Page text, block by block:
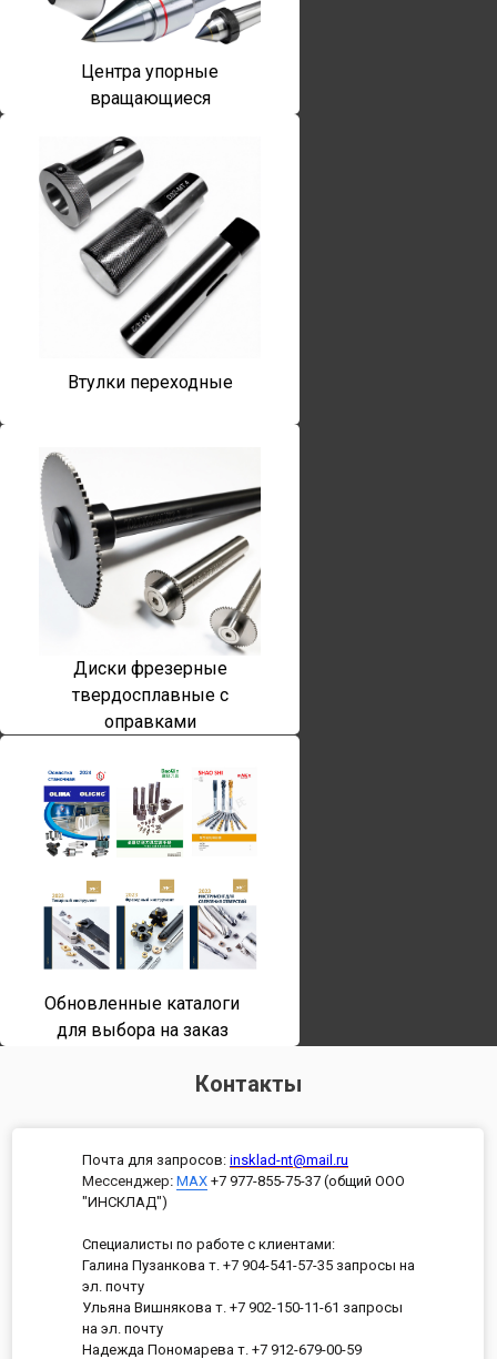
Центра упорные
вращающиеся
Втулки переходные
Диски фрезерные
твердосплавные с
оправками
Обновленные каталоги
для выбора на заказ
Контакты
Почта для запросов: insklad-nt@mail.ru
Мессенджер: MAX +7 977-855-75-37 (общий ООО
"ИНСКЛАД")
Специалисты по работе с клиентами:
Галина Пузанкова т. +7 904-541-57-35 запросы на
эл. почту
Ульяна Вишнякова т. +7 902-150-11-61 запросы
на эл. почту
Надежда Пономарева т. +7 912-679-00-59